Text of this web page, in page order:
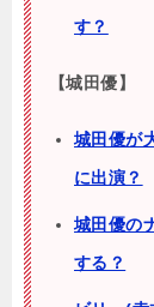
す？
【城田優】
城田優が
に出演？
城田優の
する？